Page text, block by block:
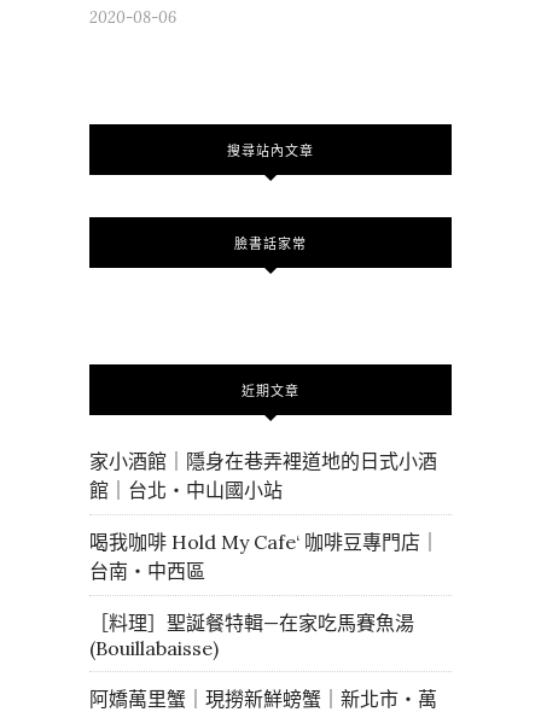
2020-08-06
搜尋站內文章
臉書話家常
近期文章
家小酒館｜隱身在巷弄裡道地的日式小酒
館｜台北・中山國小站
喝我咖啡 Hold My Cafe‘ 咖啡豆專門店｜
台南・中西區
［料理］聖誕餐特輯—在家吃馬賽魚湯
(Bouillabaisse)
阿嬌萬里蟹｜現撈新鮮螃蟹｜新北市・萬